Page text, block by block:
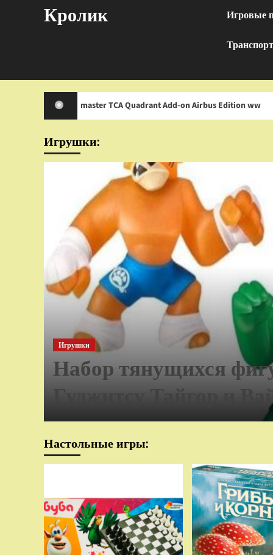
Кролик Игровые
Транспорт
TCA Quadrant Add-on Airbus Edition ww
Игрушки:
Игрушки
Набор тянущихся
Гуджитсу Тайгор и
Настольные игры: